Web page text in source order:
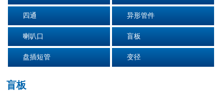
四通 异形管件
喇叭口 盲板
盘插短管 变径
盲板